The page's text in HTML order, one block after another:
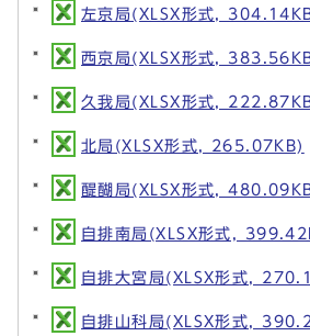
左京局(XLSX形式,
西京局(XLSX形式,
久我局(XLSX形式,
北局(XLSX形式, 265.07KB)
醍醐局(XLSX形式,
自排南局(XLSX形式,
自排大宮局(XLSX形式,
自排山科局(XLSX形式,